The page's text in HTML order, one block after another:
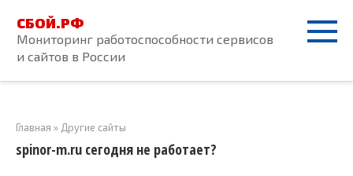
контенту
СБОЙ.РФ
Мониторинг работоспособности сервисов
и сайтов в России
Главная » Другие сайты
spinor-m.ru сегодня не работает?